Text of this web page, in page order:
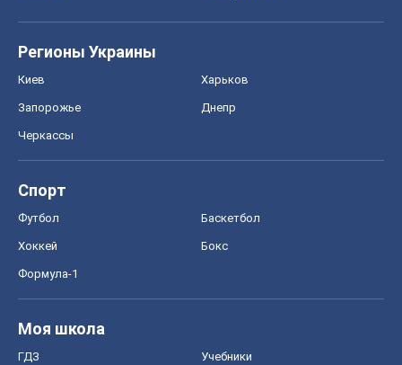
Регионы Украины
Киев Харьков
Запорожье Днепр
Черкассы
Спорт
Футбол Баскетбол
Хоккей Бокс
Формула-1
Моя школа
ГДЗ Учебники